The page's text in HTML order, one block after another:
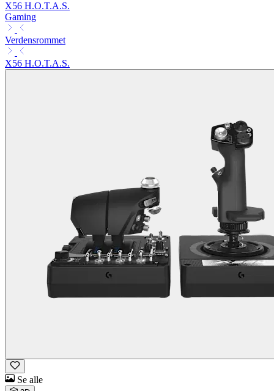
X56 H.O.T.A.S.
Gaming
Verdensrommet
X56 H.O.T.A.S.
Se alle